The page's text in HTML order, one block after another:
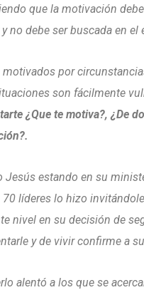
que la motivación
no debe ser buscada en el
motivados por
son fácilmente
¿Que te motiva?, ¿De
Jesús estando en su
70 líderes lo hizo
nivel en su decisión de
y de vivir confirme a
alentó a los que se